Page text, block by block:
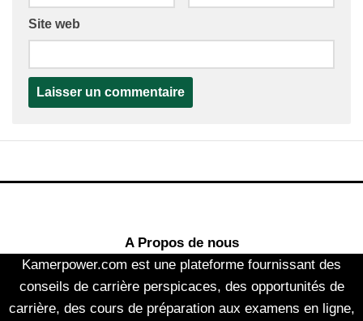
Site web
A Propos de nous
Kamerpower.com est une plateforme fournissant des
conseils de carrière perspicaces, des opportunités de
carrière, des cours de préparation aux examens en ligne,